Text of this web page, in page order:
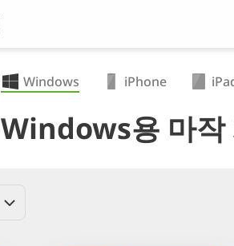
Windows iPhone
Windows용 마작